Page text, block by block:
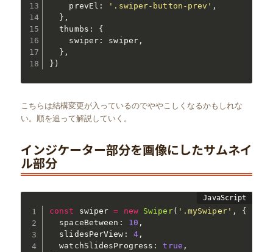
    prevEl
: '.swiper-button-prev' ,
} ,
  thumbs
:
{
    swiper
: swiper,
} ,
} )
こちらは結構変更が入っているのでややこしくなるかもしれな
い。順を追って解説していく。
インジケーター部分を画像にしたサムネイ
ル部分
const swiper = new Swiper( '.mySwiper' ,
{
  spaceBetween
: 10 ,
  slidesPerView
: 4,
  watchSlidesProgress
: true ,